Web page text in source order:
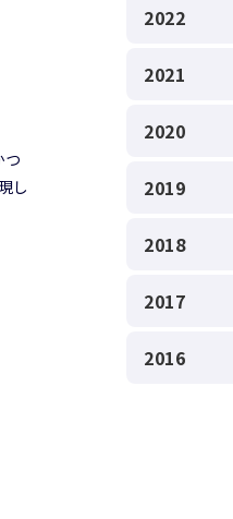
つ
し
2022
2021
2020
2019
2018
2017
2016